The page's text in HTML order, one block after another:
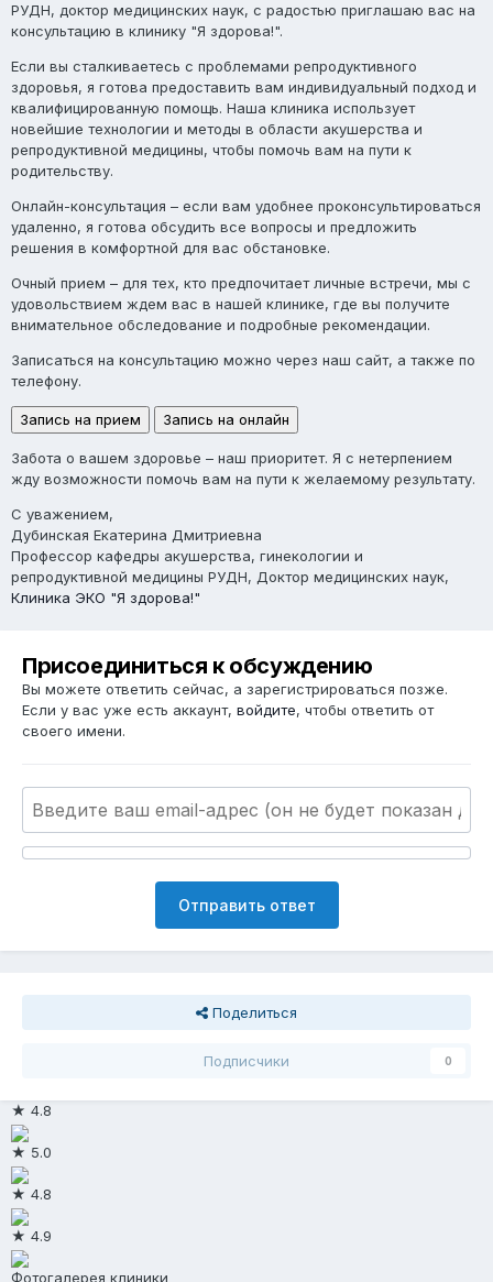
РУДН, доктор медицинских наук, с радостью приглашаю вас на
консультацию в клинику "Я здорова!".
Если вы сталкиваетесь с проблемами репродуктивного
здоровья, я готова предоставить вам индивидуальный подход и
квалифицированную помощь. Наша клиника использует
новейшие технологии и методы в области акушерства и
репродуктивной медицины, чтобы помочь вам на пути к
родительству.
Онлайн-консультация – если вам удобнее проконсультироваться
удаленно, я готова обсудить все вопросы и предложить
решения в комфортной для вас обстановке.
Очный прием – для тех, кто предпочитает личные встречи, мы с
удовольствием ждем вас в нашей клинике, где вы получите
внимательное обследование и подробные рекомендации.
Записаться на консультацию можно через наш сайт, а также по
телефону.
Запись на прием Запись на онлайн
Забота о вашем здоровье – наш приоритет. Я с нетерпением
жду возможности помочь вам на пути к желаемому результату.
С уважением,
Дубинская Екатерина Дмитриевна
Профессор кафедры акушерства, гинекологии и
репродуктивной медицины РУДН, Доктор медицинских наук,
Клиника ЭКО "Я здорова!"
Присоединиться к обсуждению
Вы можете ответить сейчас, а зарегистрироваться позже.
Если у вас уже есть аккаунт, войдите, чтобы ответить от
своего имени.
Отправить ответ
Поделиться
Подписчики 0
★ 4.8
★ 5.0
★ 4.8
★ 4.9
Фотогалерея клиники